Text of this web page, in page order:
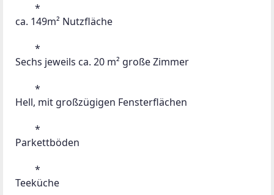
*
ca. 149m² Nutzfläche
*
Sechs jeweils ca. 20 m² große Zimmer
*
Hell, mit großzügigen Fensterflächen
*
Parkettböden
*
Teeküche